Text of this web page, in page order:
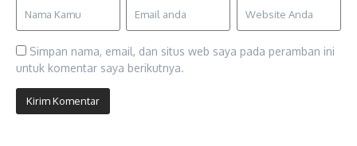
Simpan nama, email, dan situs web saya pada peramban ini
untuk komentar saya berikutnya.